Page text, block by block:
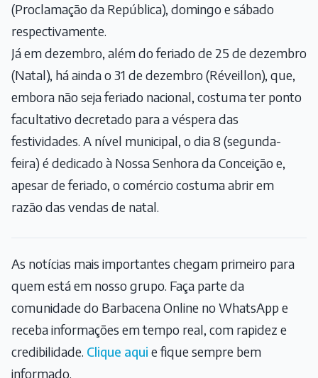
(Proclamação da República), domingo e sábado
respectivamente.
Já em dezembro, além do feriado de 25 de dezembro
(Natal), há ainda o 31 de dezembro (Réveillon), que,
embora não seja feriado nacional, costuma ter ponto
facultativo decretado para a véspera das
festividades. A nível municipal, o dia 8 (segunda-
feira) é dedicado à Nossa Senhora da Conceição e,
apesar de feriado, o comércio costuma abrir em
razão das vendas de natal.
As notícias mais importantes chegam primeiro para
quem está em nosso grupo. Faça parte da
comunidade do Barbacena Online no WhatsApp e
receba informações em tempo real, com rapidez e
credibilidade. Clique aqui e fique sempre bem
informado.